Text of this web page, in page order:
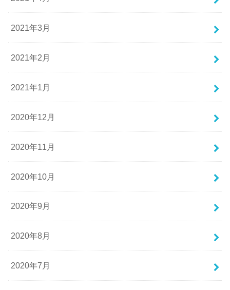
2021年3月
2021年2月
2021年1月
2020年12月
2020年11月
2020年10月
2020年9月
2020年8月
2020年7月